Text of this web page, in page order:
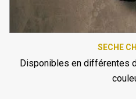
SECHE
Disponibles en différentes